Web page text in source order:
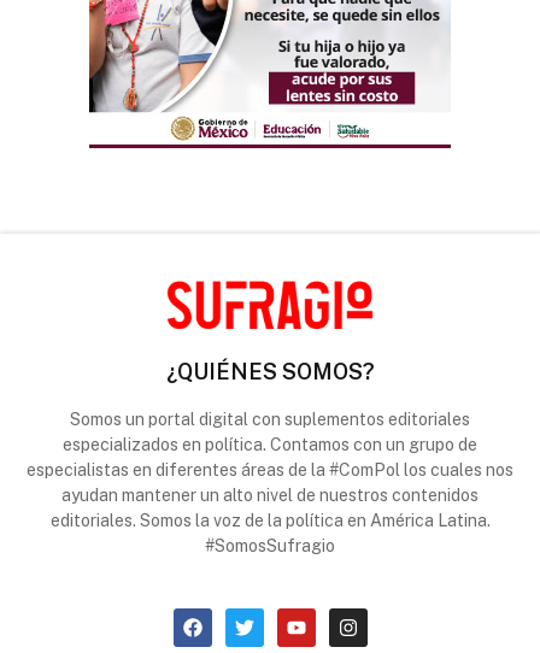
¿QUIÉNES SOMOS?
Somos un portal digital con suplementos editoriales
especializados en política. Contamos con un grupo de
especialistas en diferentes áreas de la #ComPol los cuales nos
ayudan mantener un alto nivel de nuestros contenidos
editoriales. Somos la voz de la política en América Latina.
#SomosSufragio